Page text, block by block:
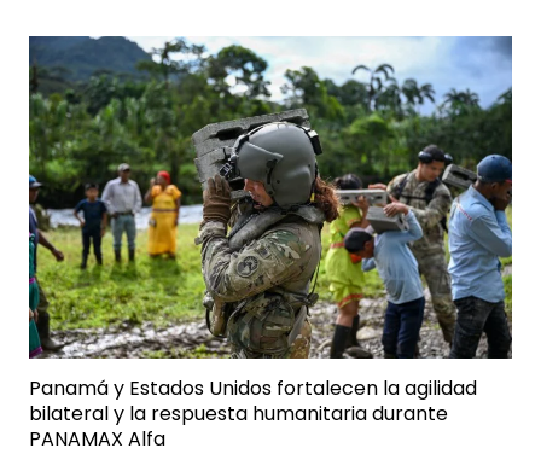
Panamá y Estados Unidos fortalecen la agilidad
bilateral y la respuesta humanitaria durante
PANAMAX Alfa